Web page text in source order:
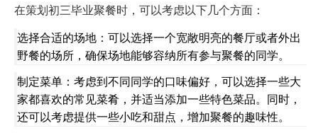
在策划初三毕业聚餐时，可以考虑以下几个方面：
选择合适的场地：可以选择一个宽敞明亮的餐厅或者外出
野餐的场所，确保场地能够容纳所有参与聚餐的同学。
制定菜单：考虑到不同同学的口味偏好，可以选择一些大
家都喜欢的常见菜肴，并适当添加一些特色菜品。同时，
还可以考虑提供一些小吃和甜点，增加聚餐的趣味性。